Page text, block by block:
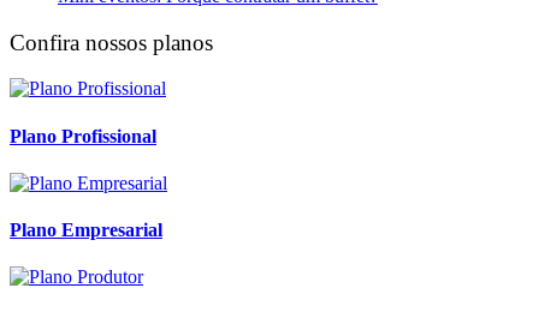
Confira nossos planos
Plano Profissional
Plano Empresarial